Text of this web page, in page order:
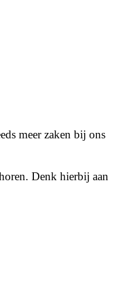
meer zaken bij ons
Denk hierbij aan